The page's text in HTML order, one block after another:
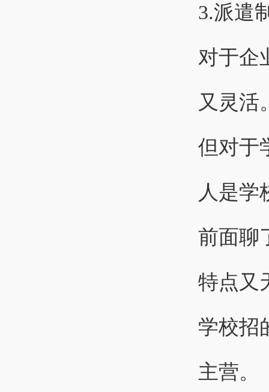
3.派遣
对于企
又灵活
但对于
人是学
前面聊
特点又
学校招
主营。